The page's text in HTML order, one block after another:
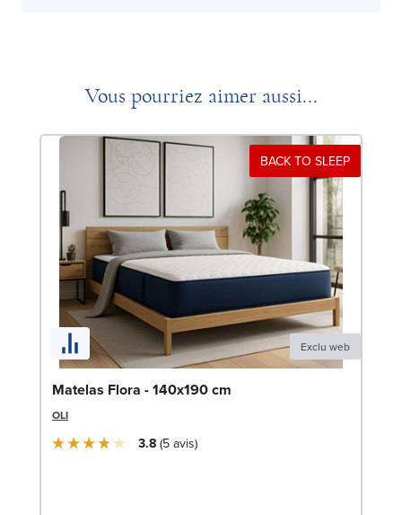
Vous pourriez aimer aussi...
BACK TO SLEEP
Exclu web
Matelas Flora - 140x190 cm
OLI
3.8 5 avis